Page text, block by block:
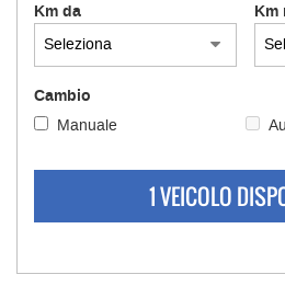
Km da Km
Cambio
Manuale
1 VEICOLO